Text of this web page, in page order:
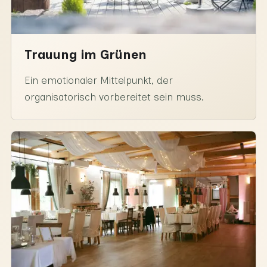
Trauung im Grünen
Ein emotionaler Mittelpunkt, der
organisatorisch vorbereitet sein muss.